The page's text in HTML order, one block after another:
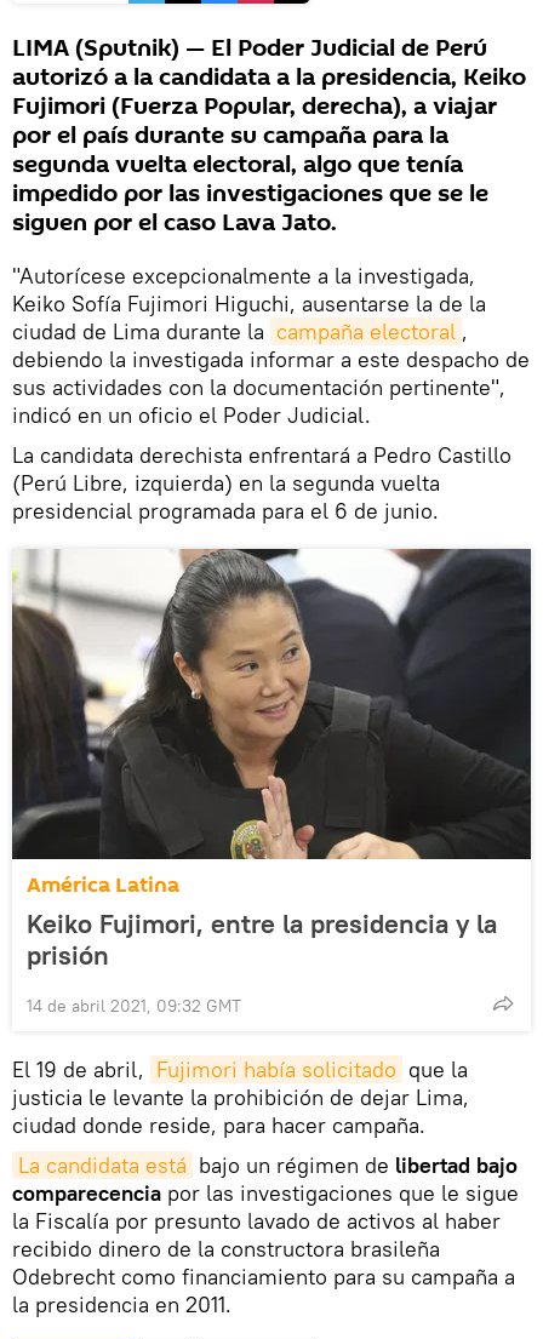
LIMA (Sputnik) — El Poder Judicial de Perú
autorizó a la candidata a la presidencia, Keiko
Fujimori (Fuerza Popular, derecha), a viajar
por el país durante su campaña para la
segunda vuelta electoral, algo que tenía
impedido por las investigaciones que se le
siguen por el caso Lava Jato.
"Autorícese excepcionalmente a la investigada,
Keiko Sofía Fujimori Higuchi, ausentarse la de la
ciudad de Lima durante la campaña electoral ,
debiendo la investigada informar a este despacho de
sus actividades con la documentación pertinente",
indicó en un oficio el Poder Judicial.
La candidata derechista enfrentará a Pedro Castillo
(Perú Libre, izquierda) en la segunda vuelta
presidencial programada para el 6 de junio.
América Latina
Keiko Fujimori, entre la presidencia y la
prisión
14 de abril 2021, 09:32 GMT
El 19 de abril, Fujimori había solicitado que la
justicia le levante la prohibición de dejar Lima,
ciudad donde reside, para hacer campaña.
La candidata está bajo un régimen de libertad bajo
comparecencia por las investigaciones que le sigue
la Fiscalía por presunto lavado de activos al haber
recibido dinero de la constructora brasileña
Odebrecht como financiamiento para su campaña a
la presidencia en 2011.